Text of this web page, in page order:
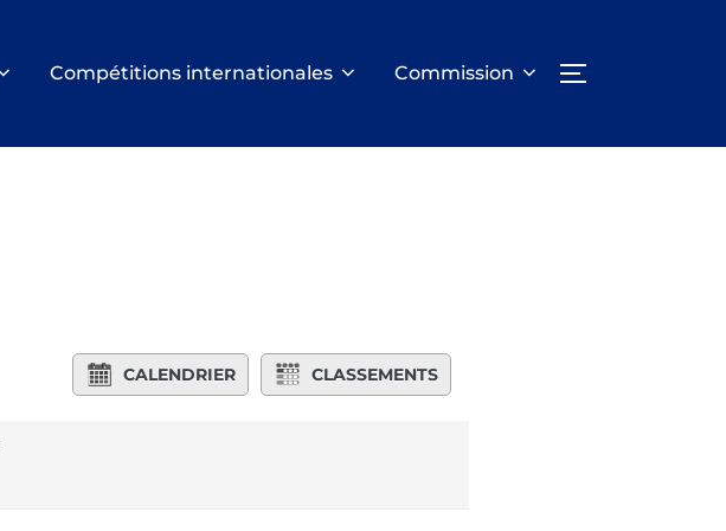
Compétitions internationales Commission PERMUTER
CALENDRIER CLASSEMENTS